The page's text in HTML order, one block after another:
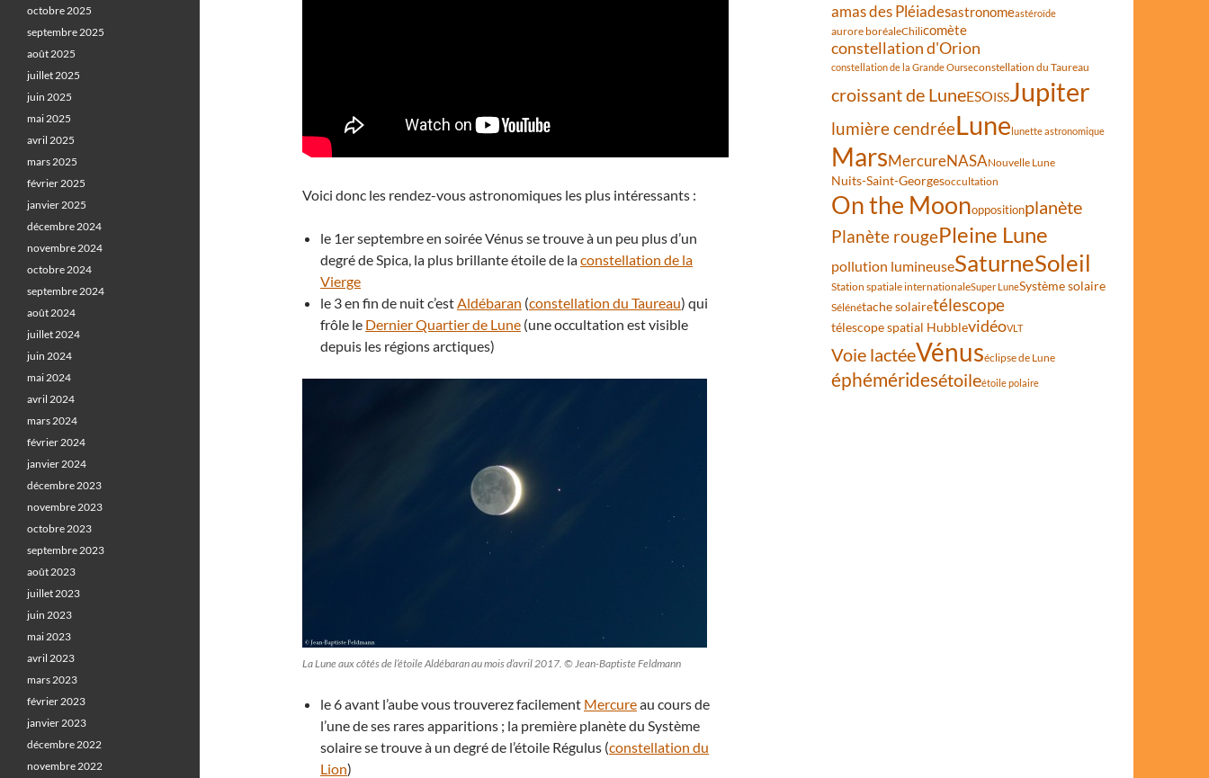
Voici donc les rendez-vous astronomiques les plus intéressants :
le 1er septembre en soirée Vénus se trouve à un peu plus d’un
degré de Spica, la plus brillante étoile de laconstellation de la
Vierge
le 3 en fin de nuit c’estAldébaran (constellation du Taureau) qui
frôle le Dernier Quartier de Lune (une occultation est visible
depuis les régions arctiques)
La Lune aux côtés de l’étoile Aldébaran au mois d’avril 2017. © Jean-Baptiste Feldmann
le 6 avant l’aube vous trouverez facilement Mercureau cours de
l’une de ses rares apparitions ; la première planète du Système
solaire se trouve à un degré de l’étoile Régulus (constellation du
Lion)
amas des Pléiadesastronomeastéroïde
aurore boréaleChilicomète
constellation d'Orion
constellation de la Grande Ourseconstellation du Taureau
croissant de LuneESOISSJupiter
lumière cendréeLunelunette astronomique
MarsMercureNASANouvelle Lune
Nuits-Saint-Georgesoccultation
On the Moonoppositionplanète
Planète rougePleine Lune
pollution lumineuseSaturneSoleil
Station spatiale internationaleSuper LuneSystème solaire
Sélénétache solairetélescope
télescope spatial HubblevidéoVLT
Voie lactéeVénuséclipse de Lune
éphéméridesétoileétoile polaire
octobre 2025
septembre 2025
août 2025
juillet 2025
juin 2025
mai 2025
avril 2025
mars 2025
février 2025
janvier 2025
décembre 2024
novembre 2024
octobre 2024
septembre 2024
août 2024
juillet 2024
juin 2024
mai 2024
avril 2024
mars 2024
février 2024
janvier 2024
décembre 2023
novembre 2023
octobre 2023
septembre 2023
août 2023
juillet 2023
juin 2023
mai 2023
avril 2023
mars 2023
février 2023
janvier 2023
décembre 2022
novembre 2022